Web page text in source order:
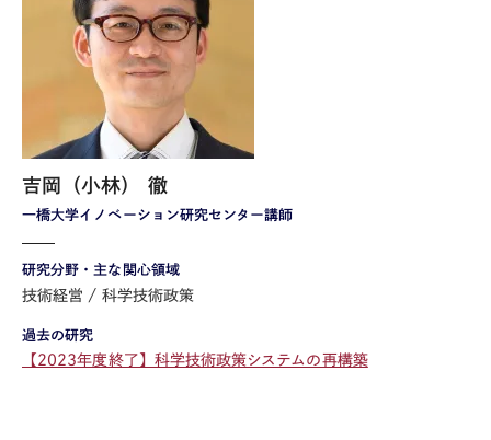
一橋大学イノベーション研究センター講師
吉岡（小林） 徹
研究分野・主な関心領域
技術経営 科学技術政策
過去の研究
【2023年度終了】科学技術政策システムの再構築